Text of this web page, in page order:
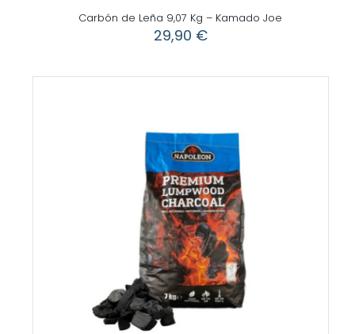
Carbón de Leña 9,07 Kg – Kamado Joe
29,90 €